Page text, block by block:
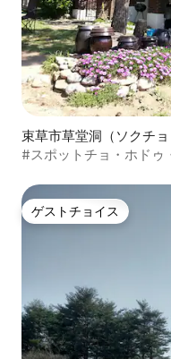
束草市草堂洞（ソクチョ
のコテージ
#スポットチョ・ホドゥ
集まり。各種花の香り
ゲストチョイス
ゲストチョイス